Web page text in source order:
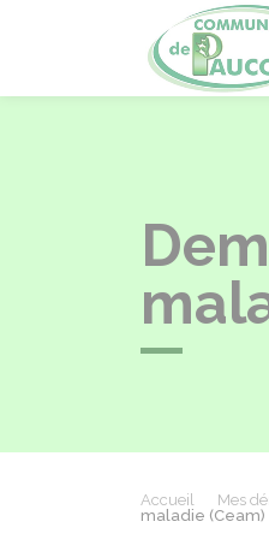
Accueil Mes
maladie (Ceam)